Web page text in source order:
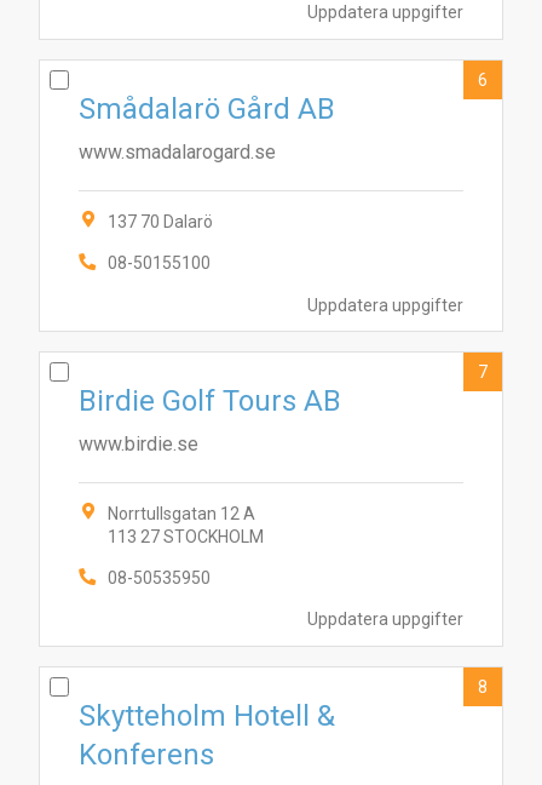
Uppdatera uppgifter
Uppdatera uppgifter
Smådalarö Gård AB
www.smadalarogard.se
137 70 Dalarö
08-50155100
6
Uppdatera uppgifter
Birdie Golf Tours AB
www.birdie.se
Norrtullsgatan 12 A
113 27 STOCKHOLM
08-50535950
7
Skytteholm Hotell &
Konferens
8